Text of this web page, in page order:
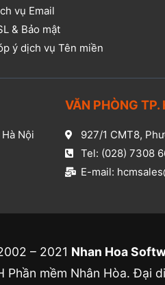
vụ Email
& Bảo mật
ý dịch vụ Tên miền
Nội
VĂN PHÒNG TP.
927/1 CMT8,
Tel: (028) 7308
E-mail:
– 2021 Nhan Hoa
Phần mềm Nhân Hòa. Đại